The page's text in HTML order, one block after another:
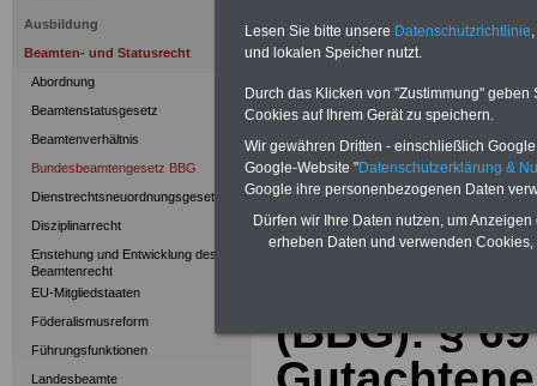
Ausbildung
Beamten- und Statusrecht
Abordnung
Beamtenstatusgesetz
Beamtenverhältnis
Bundesbeamtengesetz BBG
Dienstrechtsneuordnungsgesetz
Disziplinarrecht
Enstehung und Entwicklung des
Beamtenrecht
EU-Mitgliedstaaten
Föderalismusreform
Führungsfunktionen
Landesbeamte
sichern
>>>zur
(BBG): §69
Lesen Sie bitte unsere Datenschutzrichtlinie
und lokalen Speicher nutzt.
Durch das Klicken von "Zustimmung"
Cookies auf Ihrem Gerät zu speichern.
Wir gewähren Dritten - einschließlich
Google-Website "Datenschutzerklärung &
Google ihre personenbezogenen Daten
Dürfen wir Ihre Daten nutzen, um
erheben Daten und verwenden